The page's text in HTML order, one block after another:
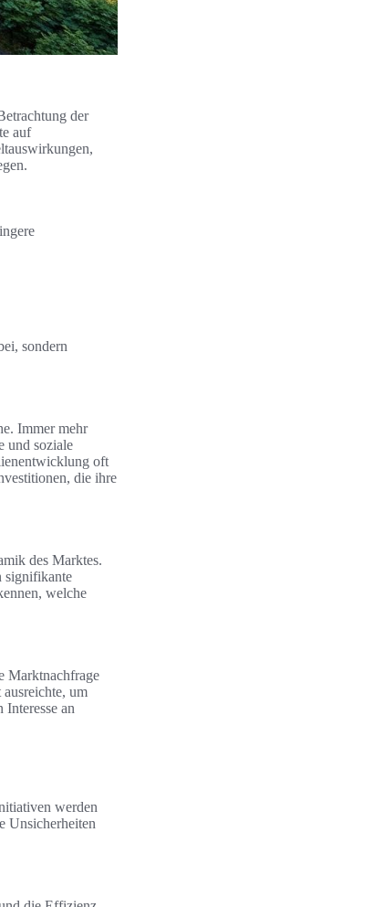
der
auf
sondern
Immer mehr
und soziale
oft
die ihre
des Marktes.
signifikante
welche
Marktnachfrage
um
an
werden
Unsicherheiten